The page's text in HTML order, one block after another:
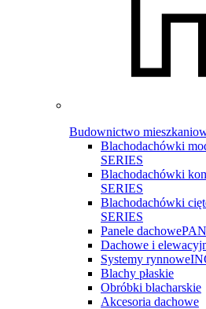
Budownictwo
Blachodachówki
SERIES
Blachodachówki
SERIES
Blachodachówki
SERIES
Panele dachowe
Dachowe i
Systemy rynnowe
Blachy płaskie
Obróbki blacharskie
Akcesoria dachowe